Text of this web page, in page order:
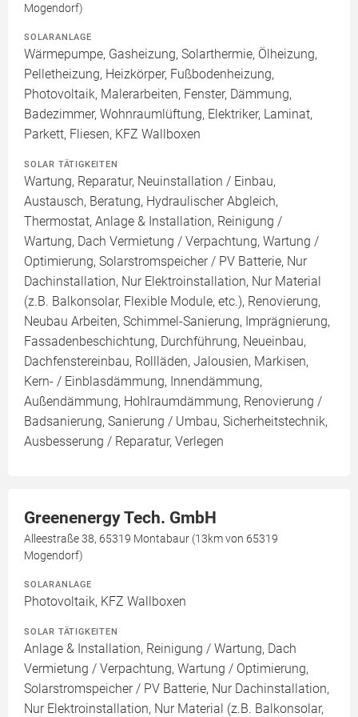
Mogendorf)
SOLARANLAGE
Wärmepumpe, Gasheizung, Solarthermie, Ölheizung,
Pelletheizung, Heizkörper, Fußbodenheizung,
Photovoltaik, Malerarbeiten, Fenster, Dämmung,
Badezimmer, Wohnraumlüftung, Elektriker, Laminat,
Parkett, Fliesen, KFZ Wallboxen
SOLAR TÄTIGKEITEN
Wartung, Reparatur, Neuinstallation / Einbau,
Austausch, Beratung, Hydraulischer Abgleich,
Thermostat, Anlage & Installation, Reinigung /
Wartung, Dach Vermietung / Verpachtung, Wartung /
Optimierung, Solarstromspeicher / PV Batterie, Nur
Dachinstallation, Nur Elektroinstallation, Nur Material
(z.B. Balkonsolar, Flexible Module, etc.), Renovierung,
Neubau Arbeiten, Schimmel-Sanierung, Imprägnierung,
Fassadenbeschichtung, Durchführung, Neueinbau,
Dachfenstereinbau, Rollläden, Jalousien, Markisen,
Kern- / Einblasdämmung, Innendämmung,
Außendämmung, Hohlraumdämmung, Renovierung /
Badsanierung, Sanierung / Umbau, Sicherheitstechnik,
Ausbesserung / Reparatur, Verlegen
Greenenergy Tech. GmbH
Alleestraße 38, 65319 Montabaur (13km von 65319
Mogendorf)
SOLARANLAGE
Photovoltaik, KFZ Wallboxen
SOLAR TÄTIGKEITEN
Anlage & Installation, Reinigung / Wartung, Dach
Vermietung / Verpachtung, Wartung / Optimierung,
Solarstromspeicher / PV Batterie, Nur Dachinstallation,
Nur Elektroinstallation, Nur Material (z.B. Balkonsolar,